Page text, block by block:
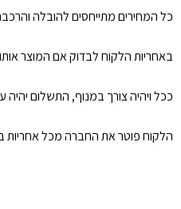
כל המחירים מתייחסים להובלה והרכבה של פריטים עד קומה 3 ללא מעלית,
באחריות הלקוח לבדוק אם המוצר
ככל ויהיה צורך במנוף, התשלום יהיה
הלקוח פוטר את החברה מכל אחריות